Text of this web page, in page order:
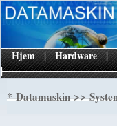
|
Hjem | Hardware |
*Datamaskin>>